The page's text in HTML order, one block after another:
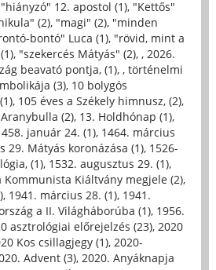
"hiányzó" 12. apostol (1), "Kettős"
(2), "magi" (2), "minden
bontó" Luca (1), "rövid, mint a
, "szekercés Mátyás" (2), , 2026.
beavató pontja, (1), , történelmi
(3), 10 bolygós
, 105 éves a Székely himnusz, (2),
(2), 13. Holdhónap (1),
január 24. (1), 1464. március
29. Mátyás koronázása (1), 1526-
(1), 1532. augusztus 29. (1),
Kommunista Kiáltvány megjele (2),
, 1941. március 28. (1), 1941.
a II. Világháborúba (1), 1956.
asztrológiai előrejelzés (23), 2020
Kos csillagjegy (1), 2020-
Advent (3), 2020. Anyáknapja